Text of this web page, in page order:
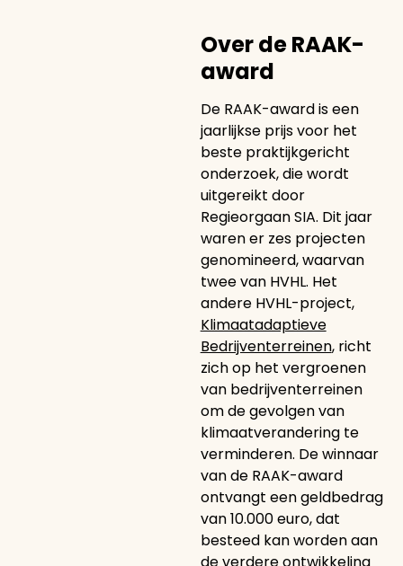
Over de RAAK-
award
De RAAK-award is een
jaarlijkse prijs voor het
beste praktijkgericht
onderzoek, die wordt
uitgereikt door
Regieorgaan SIA. Dit jaar
waren er zes projecten
genomineerd, waarvan
twee van HVHL. Het
andere HVHL-project,
Klimaatadaptieve
Bedrijventerreinen, richt
zich op het vergroenen
van bedrijventerreinen
om de gevolgen van
klimaatverandering te
verminderen. De winnaar
van de RAAK-award
ontvangt een geldbedrag
van 10.000 euro, dat
besteed kan worden aan